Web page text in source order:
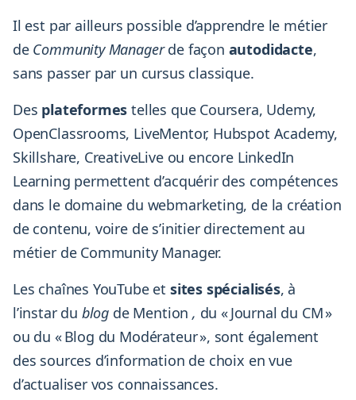
Il est par ailleurs possible d’apprendre le métier
de Community Managerde façon autodidacte,
sans passer par un cursus classique.
Des plateformes telles que Coursera, Udemy,
OpenClassrooms, LiveMentor, Hubspot Academy,
Skillshare, CreativeLive ou encore LinkedIn
Learning permettent d’acquérir des compétences
dans le domaine du webmarketing, de la création
de contenu, voire de s’initier directement au
métier de Community Manager.
Les chaînes YouTube et sites spécialisés, à
l’instar du blog de Mention , du « Journal du CM »
ou du « Blog du Modérateur », sont également
des sources d’information de choix en vue
d’actualiser vos connaissances.